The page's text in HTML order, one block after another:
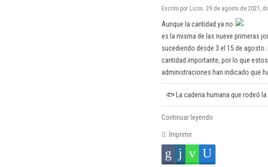
Escrito por Licos. 29 de agosto de 2021,
Aunque la cantidad ya no
es la misma de las nueve primeras
sucediendo desde 3 el 15 de agosto.
cantidad importante, por lo que
administraciones han indicado que
🐟 La cadena humana que rodeó
Continuar leyendo
Imprimir